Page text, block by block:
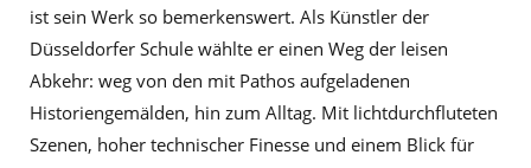
ist sein Werk so bemerkenswert. Als Künstler der
Düsseldorfer Schule wählte er einen Weg der leisen
Abkehr: weg von den mit Pathos aufgeladenen
Historiengemälden, hin zum Alltag. Mit lichtdurchfluteten
Szenen, hoher technischer Finesse und einem Blick für